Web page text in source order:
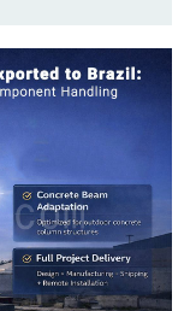
制高清高端
起重机梁量
期